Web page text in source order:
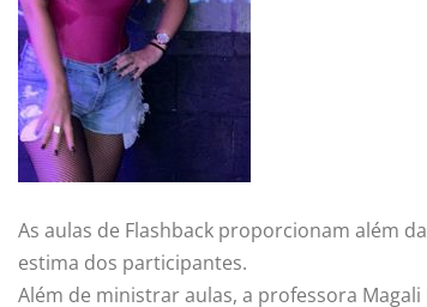
As aulas de Flashback proporcionam além
estima dos participantes.
Além de ministrar aulas, a professora